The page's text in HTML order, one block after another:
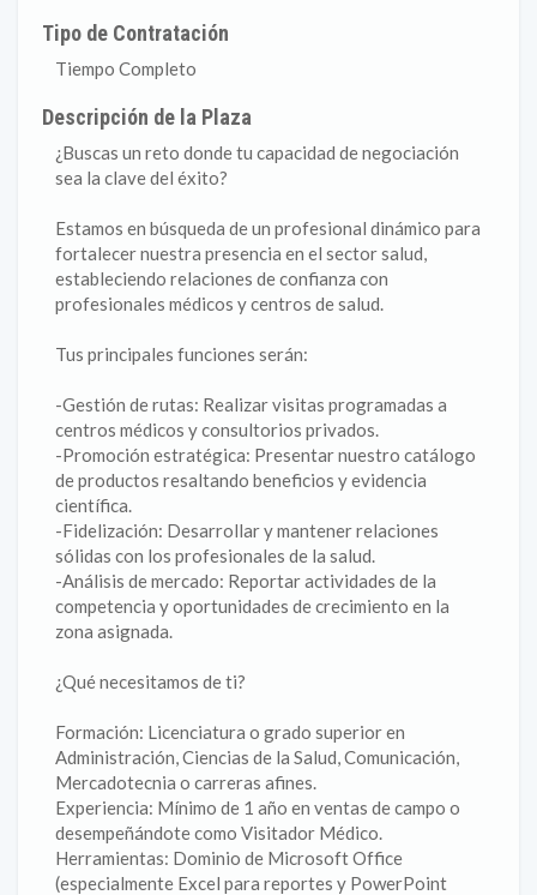
Tipo de Contratación
Tiempo Completo
Descripción de la Plaza
¿Buscas un reto donde tu capacidad de negociación
sea la clave del éxito?
Estamos en búsqueda de un profesional dinámico para
fortalecer nuestra presencia en el sector salud,
estableciendo relaciones de confianza con
profesionales médicos y centros de salud.
Tus principales funciones serán:
-Gestión de rutas: Realizar visitas programadas a
centros médicos y consultorios privados.
-Promoción estratégica: Presentar nuestro catálogo
de productos resaltando beneficios y evidencia
científica.
-Fidelización: Desarrollar y mantener relaciones
sólidas con los profesionales de la salud.
-Análisis de mercado: Reportar actividades de la
competencia y oportunidades de crecimiento en la
zona asignada.
¿Qué necesitamos de ti?
Formación: Licenciatura o grado superior en
Administración, Ciencias de la Salud, Comunicación,
Mercadotecnia o carreras afines.
Experiencia: Mínimo de 1 año en ventas de campo o
desempeñándote como Visitador Médico.
Herramientas: Dominio de Microsoft Office
(especialmente Excel para reportes y PowerPoint